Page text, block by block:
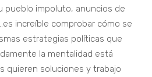
pueblo impoluto, anuncios de
increíble comprobar cómo se
estrategias políticas que
la mentalidad está
quieren soluciones y trabajo